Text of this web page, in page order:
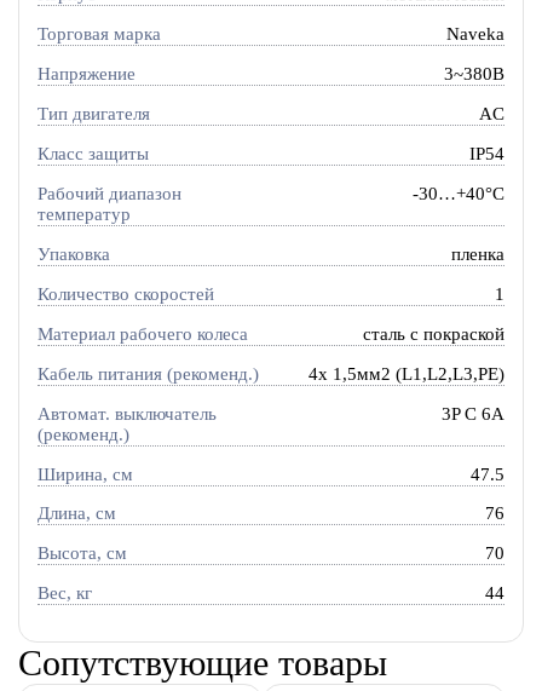
Торговая марка Naveka
Напряжение 3~380В
Тип двигателя AC
Класс защиты IP54
Рабочий диапазон
температур
-30…+40°C
Упаковка пленка
Количество скоростей 1
Материал рабочего колеса сталь с покраской
Кабель питания (рекоменд.) 4х 1,5мм2 (L1,L2,L3,PE)
Автомат. выключатель
(рекоменд.)
3P C 6A
Ширина, см 47.5
Длина, см 76
Высота, см 70
Вес, кг 44
Сопутствующие товары